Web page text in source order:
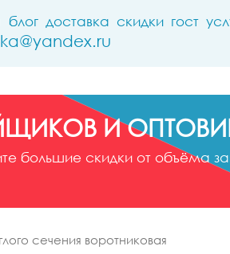
блог доставка скидки гост
И
большие скидки от объёма
сечения воротниковая